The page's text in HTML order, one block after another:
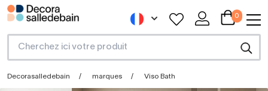
0
Decorasalledebain marques Viso Bath